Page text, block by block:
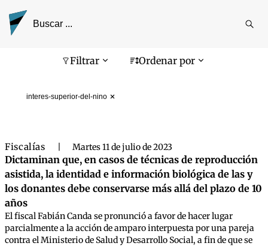
Filtrar Ordenar por
interes-superior-del-nino
Pantalla de búsqueda
Fiscalías Martes 11 de julio de 2023
Dictaminan que, en casos de técnicas de reproducción
asistida, la identidad e información biológica de las y
los donantes debe conservarse más allá del plazo de 10
años
El fiscal Fabián Canda se pronunció a favor de hacer lugar
parcialmente a la acción de amparo interpuesta por una pareja
contra el Ministerio de Salud y Desarrollo Social, a fin de que se